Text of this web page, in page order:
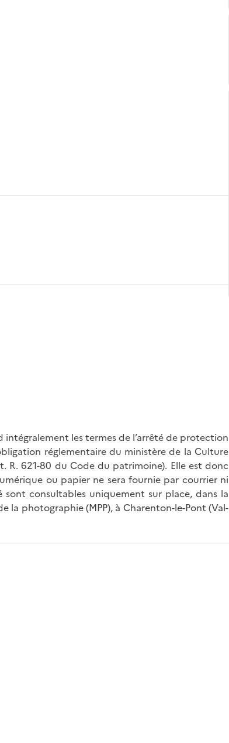
les termes de l’arrêté de protection
réglementaire du ministère de la Culture
R. 621-80 du Code du patrimoine). Elle est donc
ou papier ne sera fournie par courrier ni
consultables uniquement sur place, dans la
photographie (MPP), à Charenton-le-Pont (Val-